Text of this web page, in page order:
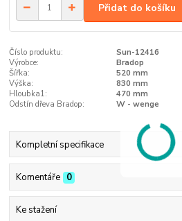
Přidat do košíku
Číslo produktu:
Sun-12416
Výrobce:
Bradop
Šířka:
520 mm
Výška:
830 mm
Hloubka1:
470 mm
Odstín dřeva Bradop:
W - wenge
Kompletní specifikace
Komentáře 0
Ke stažení